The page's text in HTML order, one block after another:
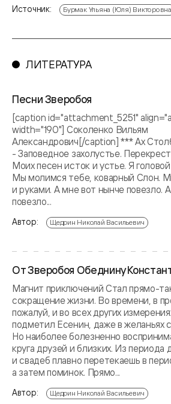
Источник: Бурмак Ульяна (Юля) Викторовна
ЛИТЕРАТУРА
Песни Зверобоя
[caption id="attachment_5251"
width="190"] Соколенко Вильям
Александрович[/caption] *** Ах
- Заповедное захолустье.
Моих песен исток и устье. Я
Мы молимся тебе, коварный Слон.
и руками. А мне вот нынче повезло.
повезло...
Автор: Щедрин Николай Васильевич
От Зверобоя Обеднину
Магнит приключений Стал прямо-
сокращение жизни. Во времени, в
пожалуй, и во всех других
подметил Есенин, даже в желаньях
Но наиболее болезненно
круга друзей и близких. Из периода
и свадеб плавно перетекаешь в
а затем поминок. Прямо...
Автор: Щедрин Николай Васильевич